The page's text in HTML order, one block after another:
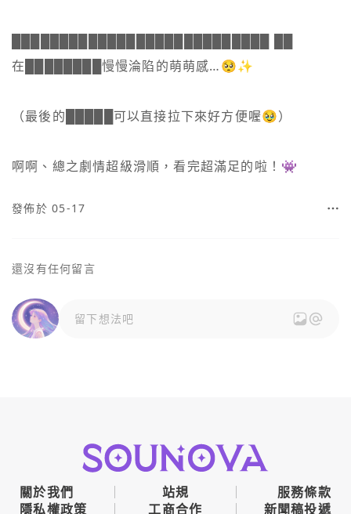
在████████慢慢淪陷的萌萌感…🥺✨
（最後的█████可以直接拉下來好方便喔🥹）
啊啊、總之劇情超級滑順，看完超滿足的啦！👾
發佈於 05-17
還沒有任何留言
留下想法吧
關於我們 站規
服務條款
隱私權政策
工商合作 新聞稿投遞